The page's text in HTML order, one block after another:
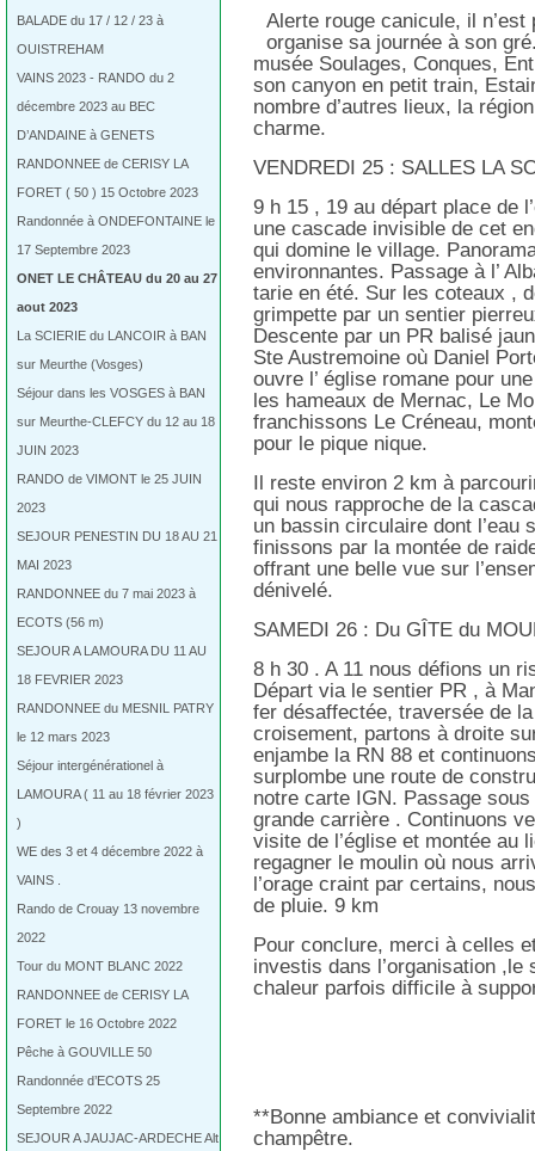
BALADE du 17 / 12 / 23 à
OUISTREHAM
VAINS 2023 - RANDO du 2
décembre 2023 au BEC
D’ANDAINE à GENETS
RANDONNEE de CERISY LA
FORET ( 50 ) 15 Octobre 2023
Randonnée à ONDEFONTAINE le
17 Septembre 2023
ONET LE CHÂTEAU du 20 au 27
aout 2023
La SCIERIE du LANCOIR à BAN
sur Meurthe (Vosges)
Séjour dans les VOSGES à BAN
sur Meurthe-CLEFCY du 12 au 18
JUIN 2023
RANDO de VIMONT le 25 JUIN
2023
SEJOUR PENESTIN DU 18 AU 21
MAI 2023
RANDONNEE du 7 mai 2023 à
ECOTS (56 m)
SEJOUR A LAMOURA DU 11 AU
18 FEVRIER 2023
RANDONNEE du MESNIL PATRY
le 12 mars 2023
Séjour intergénérationel à
LAMOURA ( 11 au 18 février 2023
)
WE des 3 et 4 décembre 2022 à
VAINS .
Rando de Crouay 13 novembre
2022
Tour du MONT BLANC 2022
RANDONNEE de CERISY LA
FORET le 16 Octobre 2022
Pêche à GOUVILLE 50
Randonnée d’ECOTS 25
Septembre 2022
SEJOUR A JAUJAC-ARDECHE Alt
Alerte rouge canicule, il
organise sa journée à son
musée Soulages, Conques,
son canyon en petit train,
nombre d’autres lieux, la
charme.
VENDREDI 25 : SALLES LA
9 h 15 , 19 au départ place de
une cascade invisible de cet
qui domine le village.
environnantes. Passage à l’
tarie en été. Sur les coteaux ,
grimpette par un sentier
Descente par un PR balisé
Ste Austremoine où Daniel
ouvre l’ église romane pour
les hameaux de Mernac, Le
franchissons Le Créneau,
pour le pique nique.
Il reste environ 2 km à
qui nous rapproche de la
un bassin circulaire dont l’eau
finissons par la montée de
offrant une belle vue sur
dénivelé.
SAMEDI 26 : Du GÎTE du
8 h 30 . A 11 nous défions un
Départ via le sentier PR , à
fer désaffectée, traversée de
croisement, partons à droite
enjambe la RN 88 et
surplombe une route de
notre carte IGN. Passage sous
grande carrière . Continuons
visite de l’église et montée au
regagner le moulin où nous
l’orage craint par certains,
de pluie. 9 km
Pour conclure, merci à celles
investis dans l’organisation ,le
chaleur parfois difficile à
**Bonne ambiance et
champêtre.